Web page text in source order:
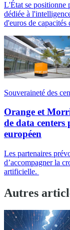
L'État se positionne
dédiée à
d'euros de
Souveraineté des
Orange et
de data
européen
Les partenaires
d’accompagner la
artificielle.
Autres